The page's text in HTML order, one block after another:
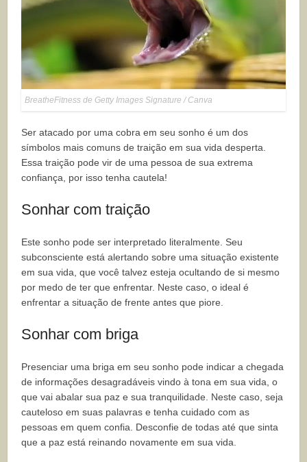
BreatheFitness de Getty Images Signature / Canva
Ser atacado por uma cobra em seu sonho é um dos
símbolos mais comuns de traição em sua vida desperta.
Essa traição pode vir de uma pessoa de sua extrema
confiança, por isso tenha cautela!
Sonhar com traição
Este sonho pode ser interpretado literalmente. Seu
subconsciente está alertando sobre uma situação existente
em sua vida, que você talvez esteja ocultando de si mesmo
por medo de ter que enfrentar. Neste caso, o ideal é
enfrentar a situação de frente antes que piore.
Sonhar com briga
Presenciar uma briga em seu sonho pode indicar a chegada
de informações desagradáveis vindo à tona em sua vida, o
que vai abalar sua paz e sua tranquilidade. Neste caso, seja
cauteloso em suas palavras e tenha cuidado com as
pessoas em quem confia. Desconfie de todas até que sinta
que a paz está reinando novamente em sua vida.